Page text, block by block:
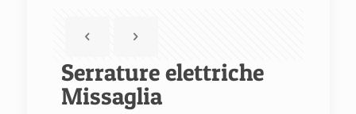
Serrature elettriche
Missaglia